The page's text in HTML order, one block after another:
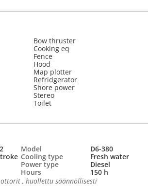
Bow thruster
Cooking eq
Fence
Hood
Map plotter
Refridgerator
Shore power
Stereo
Toilet
Model
D6-380
Cooling type
Fresh water
Power type
Diesel
Hours
150 h
, huollettu säännöllisesti